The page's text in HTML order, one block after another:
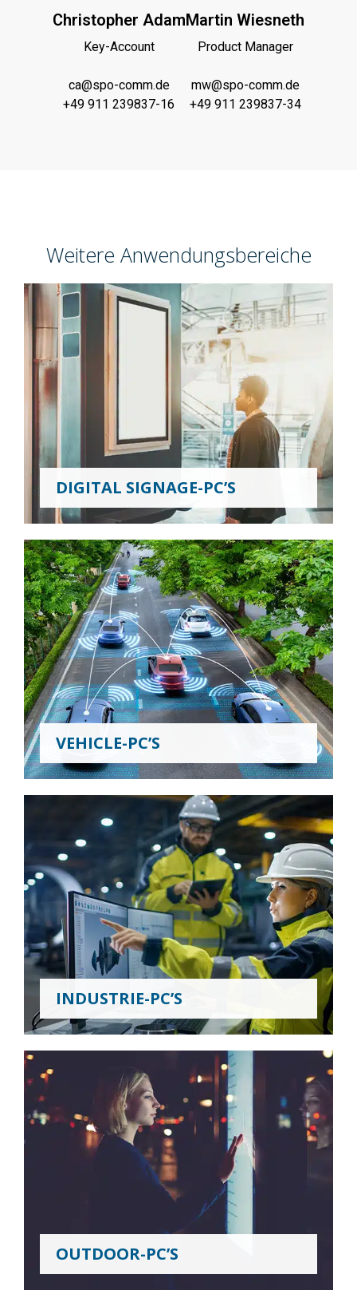
Christopher Adam
Key-Account
ca@spo-comm.de
+49 911 239837-16
Martin Wiesneth
Product Manager
mw@spo-comm.de
+49 911 239837-34
Weitere Anwendungsbereiche
DIGITAL SIGNAGE-PC’S
VEHICLE-PC’S
INDUSTRIE-PC’S
OUTDOOR-PC’S